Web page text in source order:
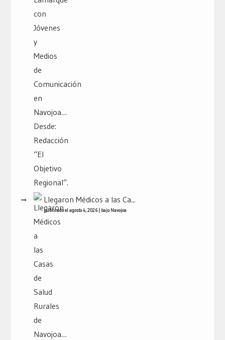
Llegaron Médicos a las Ca...
publicado el agosto 4, 2026| bajo Navojoa